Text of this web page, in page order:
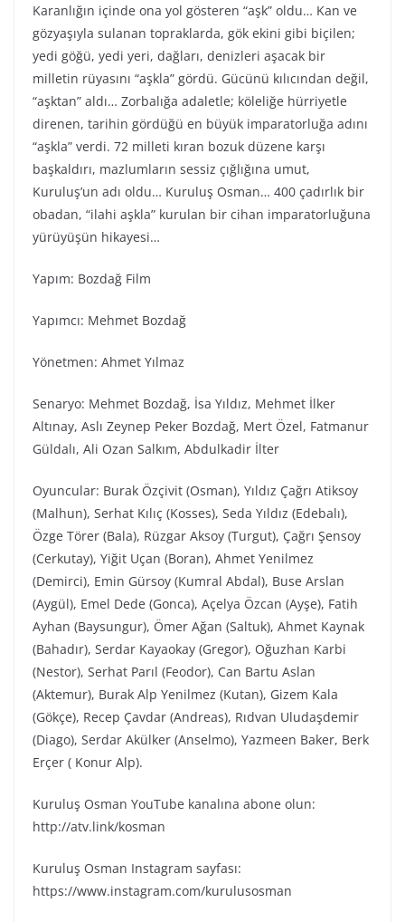
Karanlığın içinde ona yol gösteren “aşk” oldu… Kan ve
gözyaşıyla sulanan topraklarda, gök ekini gibi biçilen;
yedi göğü, yedi yeri, dağları, denizleri aşacak bir
milletin rüyasını “aşkla” gördü. Gücünü kılıcından değil,
“aşktan” aldı… Zorbalığa adaletle; köleliğe hürriyetle
direnen, tarihin gördüğü en büyük imparatorluğa adını
“aşkla” verdi. 72 milleti kıran bozuk düzene karşı
başkaldırı, mazlumların sessiz çığlığına umut,
Kuruluş’un adı oldu… Kuruluş Osman… 400 çadırlık bir
obadan, “ilahi aşkla” kurulan bir cihan imparatorluğuna
yürüyüşün hikayesi…
Yapım: Bozdağ Film
Yapımcı: Mehmet Bozdağ
Yönetmen: Ahmet Yılmaz
Senaryo: Mehmet Bozdağ, İsa Yıldız, Mehmet İlker
Altınay, Aslı Zeynep Peker Bozdağ, Mert Özel, Fatmanur
Güldalı, Ali Ozan Salkım, Abdulkadir İlter
Oyuncular: Burak Özçivit (Osman), Yıldız Çağrı Atiksoy
(Malhun), Serhat Kılıç (Kosses), Seda Yıldız (Edebalı),
Özge Törer (Bala), Rüzgar Aksoy (Turgut), Çağrı Şensoy
(Cerkutay), Yiğit Uçan (Boran), Ahmet Yenilmez
(Demirci), Emin Gürsoy (Kumral Abdal), Buse Arslan
(Aygül), Emel Dede (Gonca), Açelya Özcan (Ayşe), Fatih
Ayhan (Baysungur), Ömer Ağan (Saltuk), Ahmet Kaynak
(Bahadır), Serdar Kayaokay (Gregor), Oğuzhan Karbi
(Nestor), Serhat Parıl (Feodor), Can Bartu Aslan
(Aktemur), Burak Alp Yenilmez (Kutan), Gizem Kala
(Gökçe), Recep Çavdar (Andreas), Rıdvan Uludaşdemir
(Diago), Serdar Akülker (Anselmo), Yazmeen Baker, Berk
Erçer ( Konur Alp).
Kuruluş Osman YouTube kanalına abone olun:
http://atv.link/kosman
Kuruluş Osman Instagram sayfası:
https://www.instagram.com/kurulusosman